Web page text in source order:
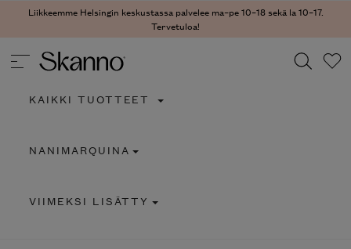
Liikkeemme Helsingin keskustassa palvelee ma–pe 10–18 sekä la 10–17.
Tervetuloa!
Type 2 or more characters for results.
KAIKKI TUOTTEET
NANIMARQUINA
VIIMEKSI LISÄTTY